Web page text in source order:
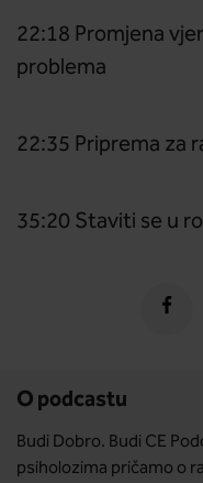
22:18 Promjena
problema
22:35 Priprema za
35:20 Staviti se u
O podcastu
Budi Dobro. Budi CE
psiholozima pričamo o